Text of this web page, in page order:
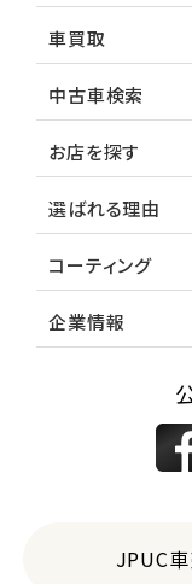
車買取
中古車検索
お店を探す
選ばれる理由
コーティング
企業情報
JPUC